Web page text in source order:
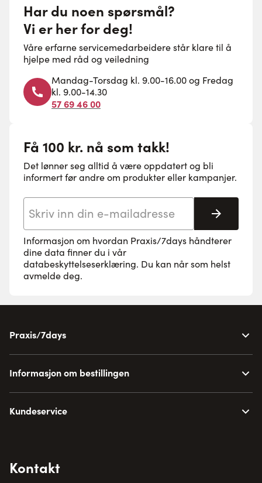
Har du noen spørsmål?
Vi er her for deg!
Våre erfarne servicemedarbeidere står klare til å
hjelpe med råd og veiledning
Mandag-Torsdag kl. 9.00-16.00 og Fredag
kl. 9.00-14.30
57 69 46 00
Få 100 kr. nå som takk!
Det lønner seg alltid å være oppdatert og bli
informert før andre om produkter eller kampanjer.
Informasjon om hvordan Praxis/7days håndterer
dine data finner du i vår
databeskyttelseserklæring. Du kan når som helst
avmelde deg.
Praxis/7days
Informasjon om bestillingen
Kundeservice
Kontakt